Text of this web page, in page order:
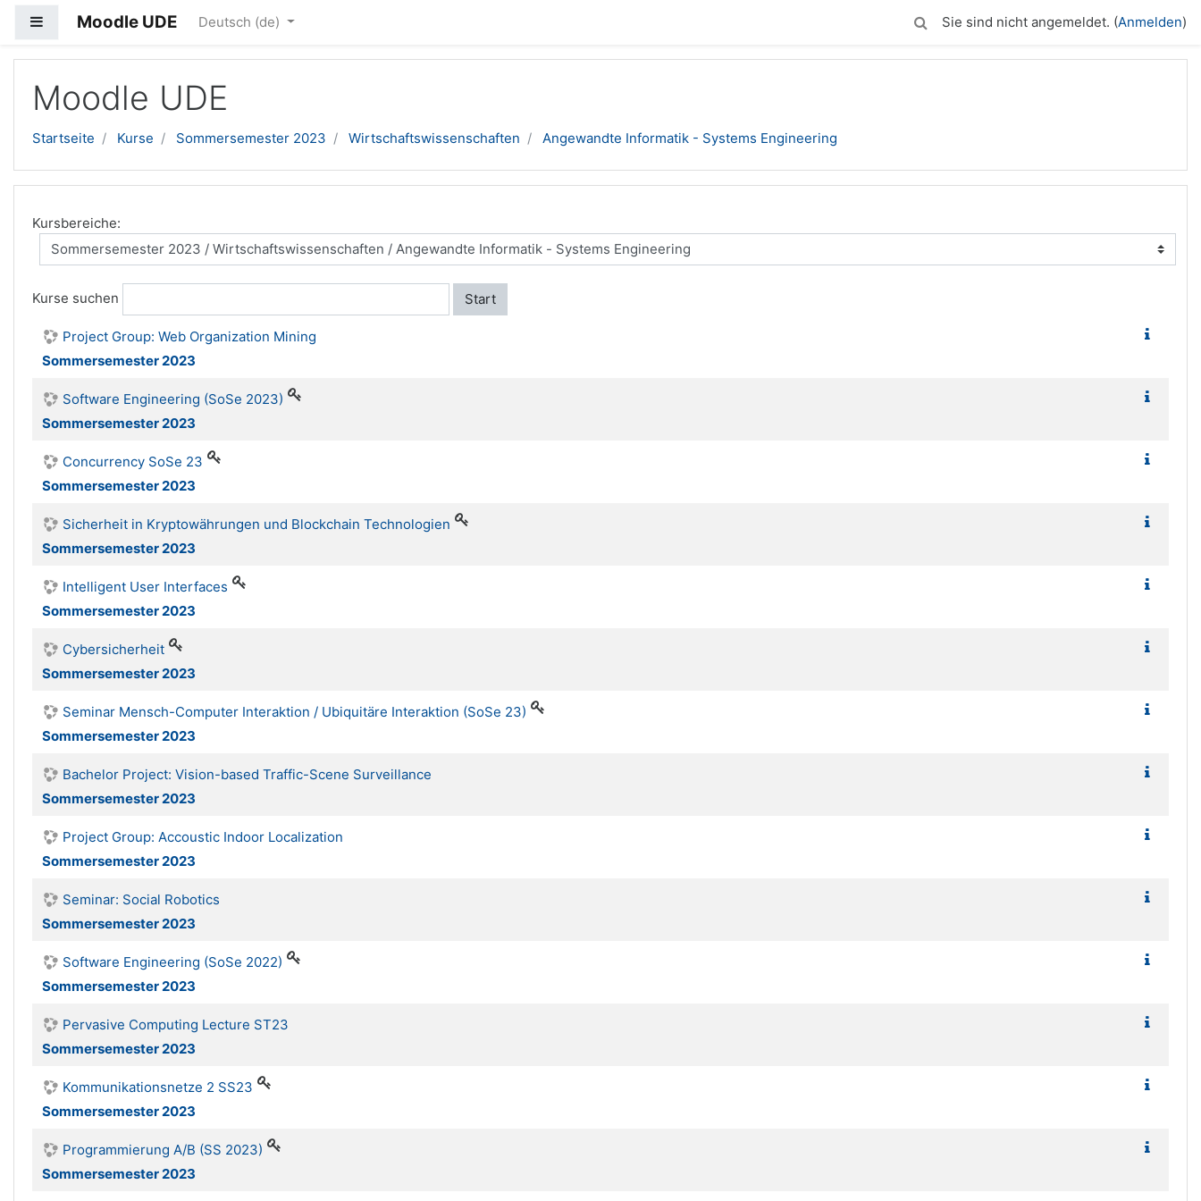
Website-Übersicht
Moodle UDE Deutsch ‎(de)‎ Sie sind nicht angemeldet. (Anmelden)
Moodle UDE
Startseite Kurse Sommersemester 2023 Wirtschaftswissenschaften Angewandte Informatik - Systems Engineering
Kursbereiche:
Kurse suchen Start
Project Group: Web Organization Mining
Sommersemester 2023
Software Engineering (SoSe 2023)
Sommersemester 2023
Concurrency SoSe 23
Sommersemester 2023
Sicherheit in Kryptowährungen und Blockchain Technologien
Sommersemester 2023
Intelligent User Interfaces
Sommersemester 2023
Cybersicherheit
Sommersemester 2023
Seminar Mensch-Computer Interaktion / Ubiquitäre Interaktion (SoSe 23)
Sommersemester 2023
Bachelor Project: Vision-based Traffic-Scene Surveillance
Sommersemester 2023
Project Group: Accoustic Indoor Localization
Sommersemester 2023
Seminar: Social Robotics
Sommersemester 2023
Software Engineering (SoSe 2022)
Sommersemester 2023
Pervasive Computing Lecture ST23
Sommersemester 2023
Kommunikationsnetze 2 SS23
Sommersemester 2023
Programmierung A/B (SS 2023)
Sommersemester 2023